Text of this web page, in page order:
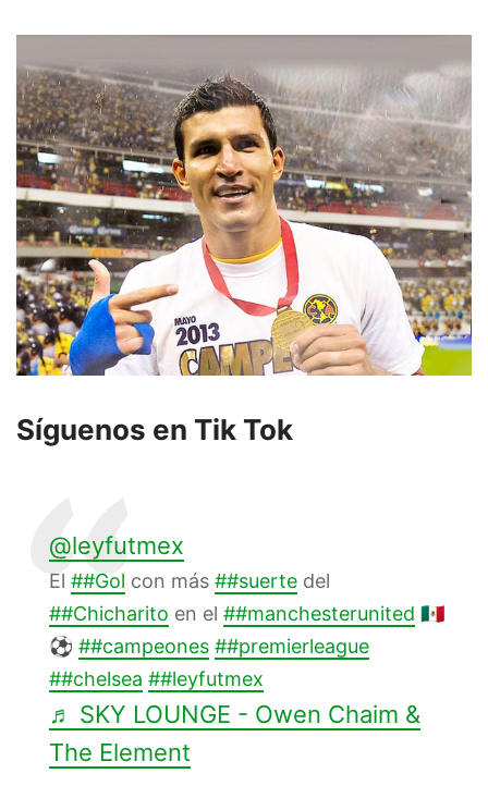
Síguenos en Tik Tok
@leyfutmex
El ##Gol con más ##suerte del
##Chicharito en el ##manchesterunited 🇲🇽
⚽ ##campeones ##premierleague
##chelsea ##leyfutmex
♬ SKY LOUNGE - Owen Chaim &
The Element